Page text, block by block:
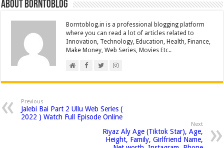
k
k
About borntoblog
Borntoblog.in is a professional blogging platform
where you can read a lot of articles related to
Innovation, Technology, Education, Health, Finance,
Make Money, Web Series, Movies Etc..
Previous
Jalebi Bai Part 2 Ullu Web Series (
2022 ) Watch Full Episode Online
Next
Riyaz Aly Age (Tiktok Star), Age,
Height, Family, Girlfriend Name,